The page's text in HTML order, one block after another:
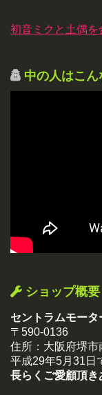
初音ミクと土偶を
中の人はこん
ショップ概要
セントラムモータ
〒590-0136
住所：大阪府堺市
平成29年5月31日
長らくご愛顧頂き